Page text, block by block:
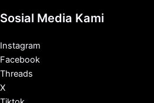
Sosial Media Kami
Instagram
Facebook
Threads
X